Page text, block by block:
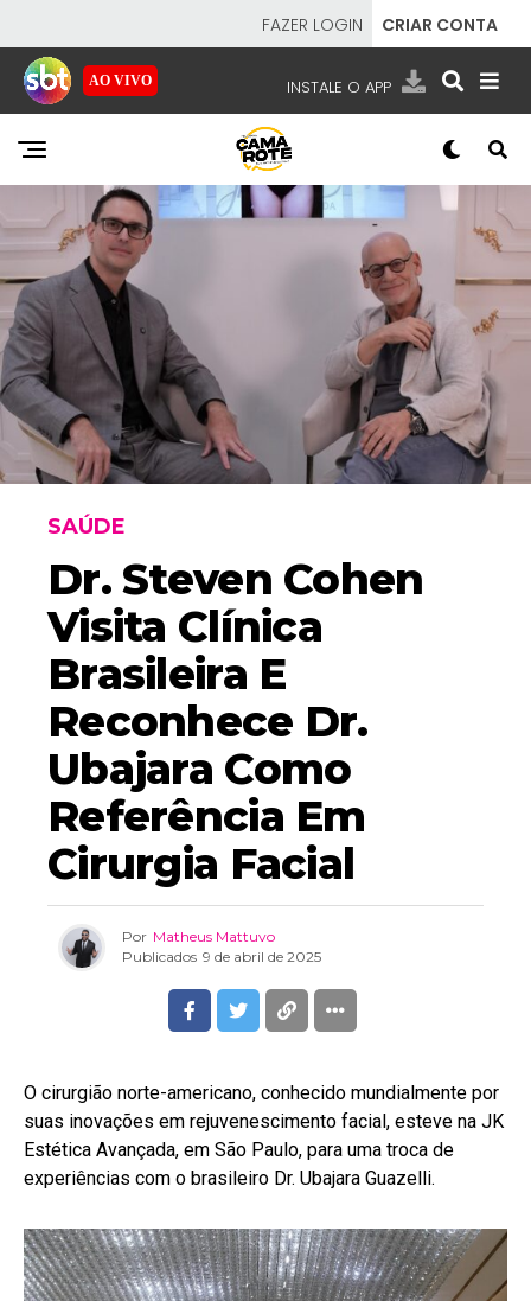
FAZER LOGIN CRIAR CONTA
AO VIVO INSTALE O APP
EMISSORAS
NOSSAS REDES APP TV SBT
SBT - SISTEMA BRASILEIRO DE TELEVISÃO
SAÚDE
Dr. Steven Cohen
Visita Clínica
Brasileira E
Reconhece Dr.
Ubajara Como
Referência Em
Cirurgia Facial
Por Matheus Mattuvo
Publicados 9 de abril de 2025
O cirurgião norte-americano, conhecido mundialmente por
suas inovações em rejuvenescimento facial, esteve na JK
Estética Avançada, em São Paulo, para uma troca de
experiências com o brasileiro Dr. Ubajara Guazelli.